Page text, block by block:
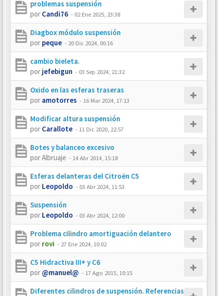
problemas suspensión
por Candi76 - 02 Ene 2025, 23:38
Diagbox módulo suspensión
por peque - 20 Dic 2024, 00:16
cambio bieleta.
por jefebigun - 03 Sep 2024, 21:32
Oxido en las esferas traseras
por amotorres - 16 Mar 2024, 17:13
Modificar altura suspensión
por Carallote - 11 Dic 2020, 22:57
Botes y balanceo excesivo
porAlbruaje - 14 Abr 2014, 15:18
Esferas delanteras del Citroën C5
por Leopoldo - 03 Abr 2024, 11:53
Suspensión
por Leopoldo - 03 Abr 2024, 12:00
Problema cilindro amortiguación delantero
por rovi - 27 Ene 2024, 10:02
C5 Hidractiva III+ y C6
por @manuel@ - 17 Ago 2015, 10:15
Diferentes cilindros de suspensión. Referencias